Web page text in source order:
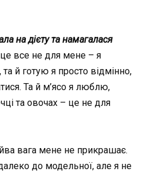
на дієту та намагалася
все не для мене – я
й готую я просто відмінно,
Та й м’ясо я люблю,
та овочах – це не для
вага мене не прикрашає.
до модельної, але я не